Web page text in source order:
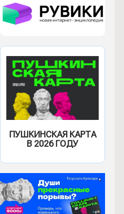
ПУШКИНСКАЯ КАРТА
В 2026 ГОДУ